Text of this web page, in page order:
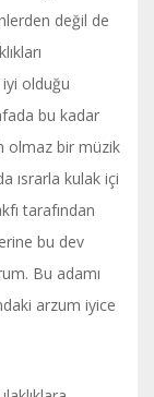
değil de
iyi olduğu
bu kadar
olmaz bir müzik
ısrarla kulak içi
tarafından
bu dev
Bu adamı
arzum iyice